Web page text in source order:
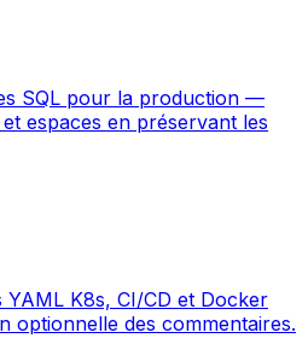
SQL pour la production —
espaces en préservant les
K8s, CI/CD et Docker
optionnelle des commentaires.